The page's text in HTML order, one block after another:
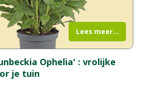
Ophelia' : vrolijke
je tuin
Lees meer...